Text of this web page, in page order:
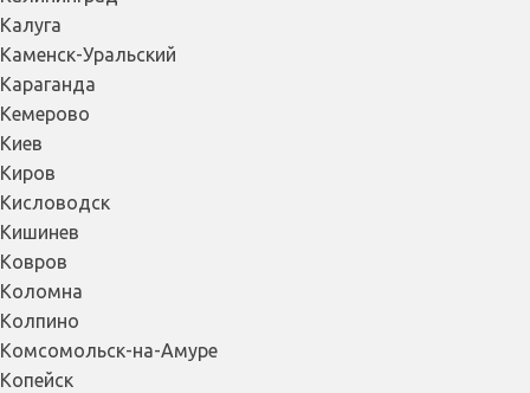
Калуга
Каменск-Уральский
Караганда
Кемерово
Киев
Киров
Кисловодск
Кишинев
Ковров
Коломна
Колпино
Комсомольск-на-Амуре
Копейск